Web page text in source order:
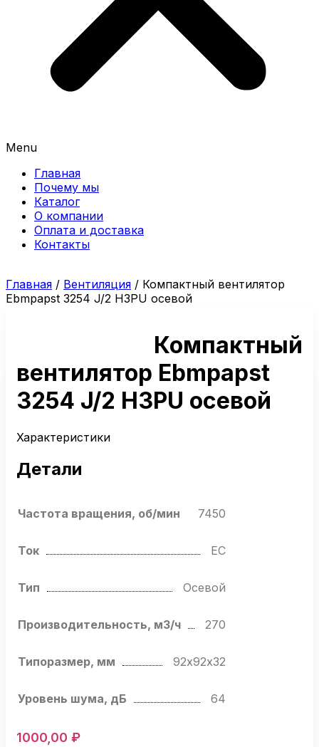
Menu
Главная
Почему мы
Каталог
О компании
Оплата и доставка
Контакты
Главная / Вентиляция / Компактный вентилятор
Ebmpapst 3254 J/2 H3PU осевой
Компактный
вентилятор Ebmpapst
3254 J/2 H3PU осевой
Характеристики
Детали
Частота вращения, об/мин 7450
Ток EC
Тип Осевой
Производительность, м3/ч 270
Типоразмер, мм 92х92х32
Уровень шума, дБ 64
1000,00 ₽